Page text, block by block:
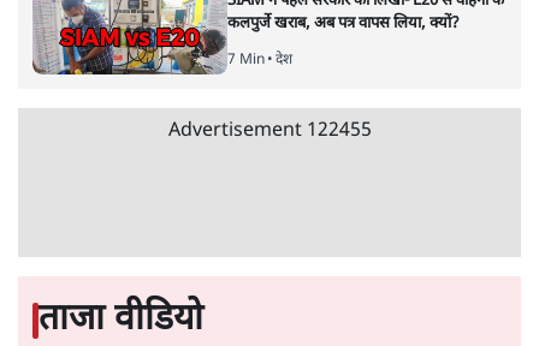
कलपुर्जे खराब, अब पत्र वापस लिया, क्यों?
7 Min• देश
Advertisement 122455
ताजा वीडियो